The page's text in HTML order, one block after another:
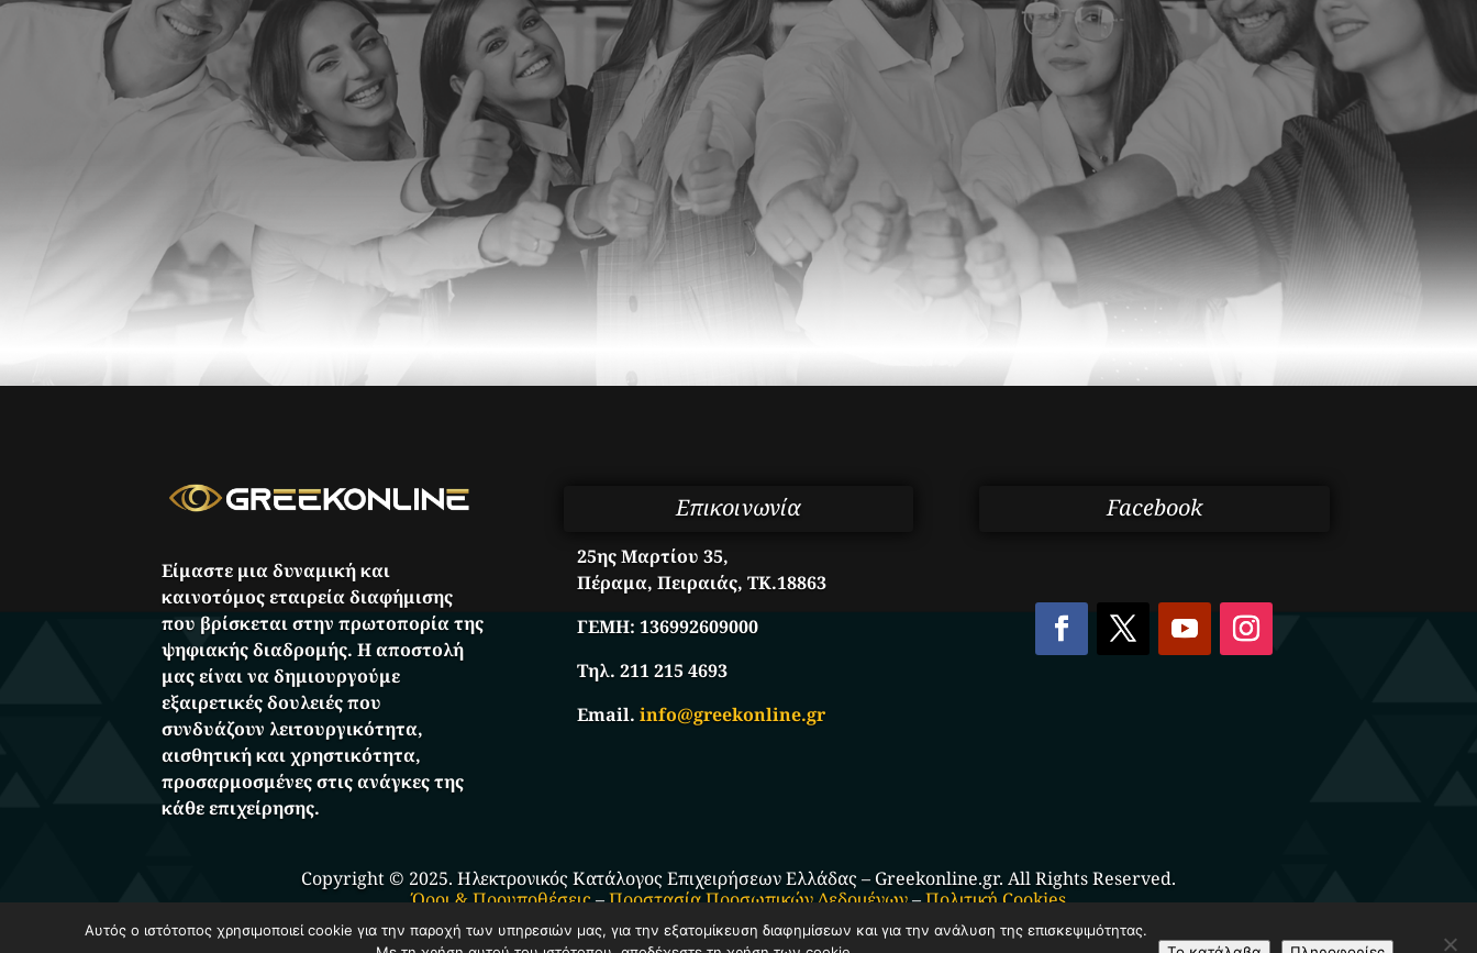
Είμαστε μια δυναμική και
καινοτόμος εταιρεία διαφήμισης
που βρίσκεται στην πρωτοπορία της
ψηφιακής διαδρομής. Η αποστολή
μας είναι να δημιουργούμε
εξαιρετικές δουλειές που
συνδυάζουν λειτουργικότητα,
αισθητική και χρηστικότητα,
προσαρμοσμένες στις ανάγκες της
κάθε επιχείρησης.
Επικοινωνία
25ης Μαρτίου 35,
Πέραμα, Πειραιάς, ΤΚ.18863
ΓΕΜΗ:136992609000
Τηλ. 211 215 4693
Email.info@greekonline.gr
Facebook
Copyright © 2025. Ηλεκτρονικός Κατάλογος Επιχειρήσεων Ελλάδας – Greekonline.gr. All Rights Reserved.
Όροι & Προυποθέσεις–Προστασία Προσωπικών Δεδομένων–Πολιτική Cookies
Αυτός ο ιστότοπος χρησιμοποιεί cookie για την παροχή των υπηρεσιών μας, για την εξατομίκευση διαφημίσεων και για την ανάλυση της επισκεψιμότητας.